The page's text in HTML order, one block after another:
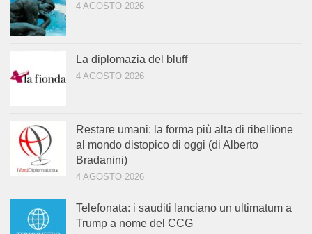
4 AGOSTO 2026
La diplomazia del bluff
4 AGOSTO 2026
Restare umani: la forma più alta di ribellione
al mondo distopico di oggi (di Alberto
Bradanini)
4 AGOSTO 2026
Telefonata: i sauditi lanciano un ultimatum a
Trump a nome del CCG